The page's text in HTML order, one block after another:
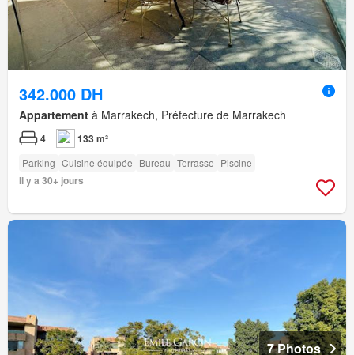
342.000 DH
Appartement à Marrakech, Préfecture de Marrakech
4 133 m²
Parking Cuisine équipée Bureau Terrasse Piscine
Il y a 30+ jours
7 Photos